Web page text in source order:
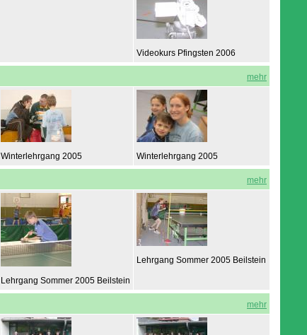
Videokurs Pfingsten 2006
mehr
Winterlehrgang 2005 Winterlehrgang 2005
mehr
Lehrgang Sommer 2005 Beilstein
Lehrgang Sommer 2005 Beilstein
mehr